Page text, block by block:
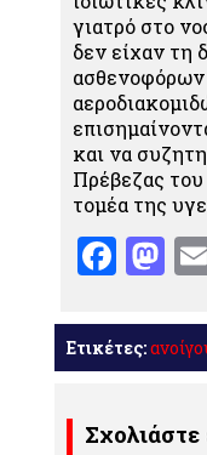
γιατρό στο
δεν είχαν τη
ασθενοφόρων
και να
Πρέβεζας
τομέα της
Ετικέτες: